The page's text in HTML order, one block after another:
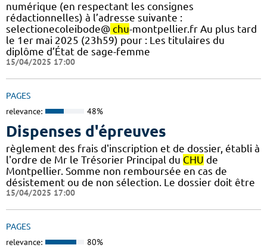
numérique (en respectant les consignes
rédactionnelles) à l’adresse suivante :
selectionecoleibode@ chu-montpellier.fr Au plus tard
le 1er mai 2025 (23h59) pour : Les titulaires du
diplôme d’État de sage-femme
15/04/2025 17:00
PAGES
relevance: 48%
Dispenses d'épreuves
règlement des frais d'inscription et de dossier, établi à
l'ordre de Mr le Trésorier Principal du CHU de
Montpellier. Somme non remboursée en cas de
désistement ou de non sélection. Le dossier doit être
15/04/2025 17:00
PAGES
relevance: 80%